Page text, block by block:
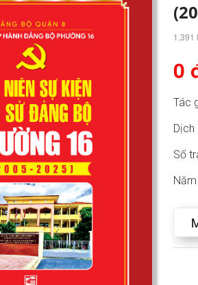
1,391
0
Tác
Dịch
Số